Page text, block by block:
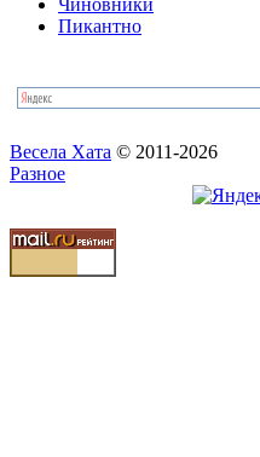
Пикантно
Весела Хата © 2011-2026
Разное